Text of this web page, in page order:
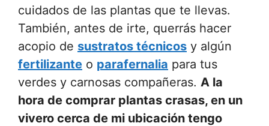
cuidados de las plantas que te llevas.
También, antes de irte, querrás hacer
acopio de sustratos técnicos y algún
fertilizante o parafernalia para tus
verdes y carnosas compañeras. A la
hora de comprar plantas crasas, en un
vivero cerca de mi ubicación tengo